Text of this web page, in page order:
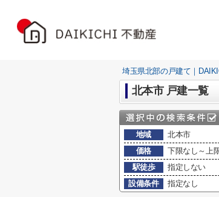
埼玉県北部の戸建て｜
北本市 戸建一覧
地域
北本市
価格
下限なし～上
駅徒歩
指定しない
設備条件
指定なし